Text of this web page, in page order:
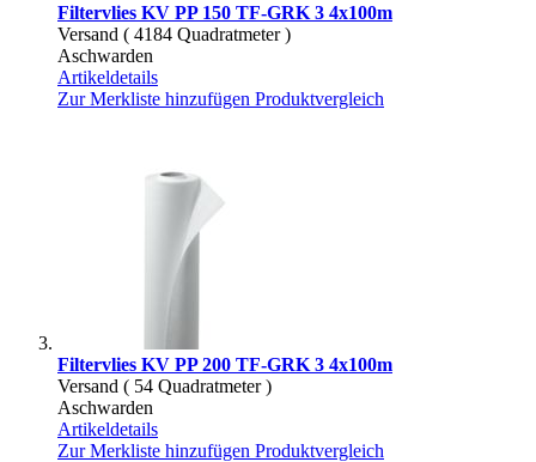
Filtervlies KV PP 150 TF-GRK 3 4x100m
Versand ( 4184 Quadratmeter )
Aschwarden
Artikeldetails
Zur Merkliste hinzufügen Produktvergleich
Filtervlies KV PP 200 TF-GRK 3 4x100m
Versand ( 54 Quadratmeter )
Aschwarden
Artikeldetails
Zur Merkliste hinzufügen Produktvergleich